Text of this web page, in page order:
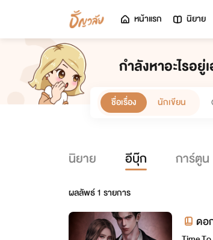
หน้าแรก นิยาย
กำลังหาอะไรอยู่
ชื่อเรื่อง นักเขียน
นิยาย อีบุ๊ก การ์ตูน
ผลลัพธ์1 รายการ
ดอ